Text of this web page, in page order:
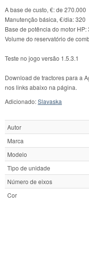
A base de custo, €: de 270.000
Manutenção básica, €/dia: 320
Base de potência do motor HP:
Volume do reservatório de
Teste no jogo versão 1.5.3.1
Download de tractores para a
nos links abaixo na página.
Adicionado:Slavaska
Autor
Marca
Modelo
Tipo de unidade
Número de eixos
Cor